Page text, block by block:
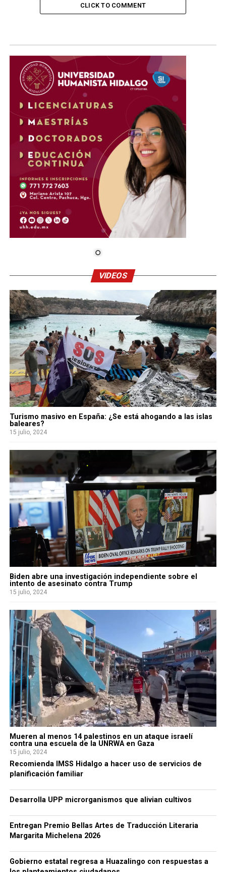
CLICK TO COMMENT
VIDEOS
Turismo masivo en España: ¿Se está ahogando a las islas
baleares?
15 julio, 2024
Biden abre una investigación independiente sobre el
intento de asesinato contra Trump
15 julio, 2024
Mueren al menos 14 palestinos en un ataque israelí
contra una escuela de la UNRWA en Gaza
15 julio, 2024
Recomienda IMSS Hidalgo a hacer uso de servicios de
planificación familiar
Desarrolla UPP microrganismos que alivian cultivos
Entregan Premio Bellas Artes de Traducción Literaria
Margarita Michelena 2026
Gobierno estatal regresa a Huazalingo con respuestas a